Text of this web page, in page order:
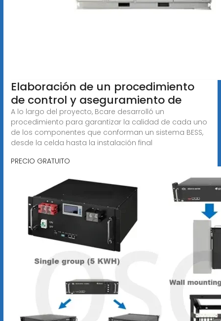
Elaboración de un procedimiento
de control y aseguramiento de
A lo largo del proyecto, Bcare desarrolló un
procedimiento para garantizar la calidad de cada uno
de los componentes que conforman un sistema BESS,
desde la celda hasta la instalación final
PRECIO GRATUITO